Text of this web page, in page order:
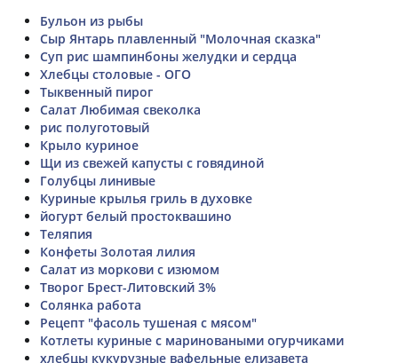
Бульон из рыбы
Сыр Янтарь плавленный "Молочная сказка"
Суп рис шампинбоны желудки и сердца
Хлебцы столовые - ОГО
Тыквенный пирог
Салат Любимая свеколка
рис полуготовый
Крыло куриное
Щи из свежей капусты с говядиной
Голубцы линивые
Куриные крылья гриль в духовке
йогурт белый простоквашино
Теляпия
Конфеты Золотая лилия
Салат из моркови с изюмом
Творог Брест-Литовский 3%
Солянка работа
Рецепт "фасоль тушеная с мясом"
Котлеты куриные с мариноваными огурчиками
хлебцы кукурузные вафельные елизавета